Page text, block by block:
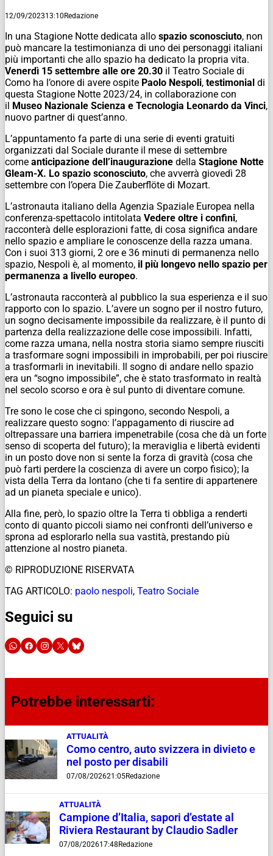
12/09/202313:10Redazione
In una Stagione Notte dedicata allo spazio sconosciuto, non
può mancare la testimonianza di uno dei personaggi italiani
più importanti che allo spazio ha dedicato la propria vita.
Venerdì 15 settembre alle ore 20.30 il Teatro Sociale di
Como ha l’onore di avere ospite Paolo Nespoli, testimonial di
questa Stagione Notte 2023/24, in collaborazione con
il Museo Nazionale Scienza e Tecnologia Leonardo da Vinci,
nuovo partner di quest’anno.
L’appuntamento fa parte di una serie di eventi gratuiti
organizzati dal Sociale durante il mese di settembre
come anticipazione dell’inaugurazione della Stagione Notte
Gleam-X. Lo spazio sconosciuto, che avverrà giovedì 28
settembre con l’opera Die Zauberflöte di Mozart.
L’astronauta italiano della Agenzia Spaziale Europea nella
conferenza-spettacolo intitolata Vedere oltre i confini,
racconterà delle esplorazioni fatte, di cosa significa andare
nello spazio e ampliare le conoscenze della razza umana.
Con i suoi 313 giorni, 2 ore e 36 minuti di permanenza nello
spazio, Nespoli è, al momento, il più longevo nello spazio per
permanenza a livello europeo.
L’astronauta racconterà al pubblico la sua esperienza e il suo
rapporto con lo spazio. L’avere un sogno per il nostro futuro,
un sogno decisamente impossibile da realizzare, è il punto di
partenza della realizzazione delle cose impossibili. Infatti,
come razza umana, nella nostra storia siamo sempre riusciti
a trasformare sogni impossibili in improbabili, per poi riuscire
a trasformarli in inevitabili. Il sogno di andare nello spazio
era un “sogno impossibile”, che è stato trasformato in realtà
nel secolo scorso e ora è sul punto di diventare comune.
Tre sono le cose che ci spingono, secondo Nespoli, a
realizzare questo sogno: l’appagamento di riuscire ad
oltrepassare una barriera impenetrabile (cosa che dà un forte
senso di scoperta del futuro); la meraviglia e libertà evidenti
in un posto dove non si sente la forza di gravità (cosa che
può farti perdere la coscienza di avere un corpo fisico); la
vista della Terra da lontano (che ti fa sentire di appartenere
ad un pianeta speciale e unico).
Alla fine, però, lo spazio oltre la Terra ti obbliga a renderti
conto di quanto piccoli siamo nei confronti dell’universo e
sprona ad esplorarlo nella sua vastità, prestando più
attenzione al nostro pianeta.
© RIPRODUZIONE RISERVATA
TAG ARTICOLO: paolo nespoli, Teatro Sociale
Seguici su
Potrebbe interessarti:
ATTUALITÀ
Como centro, auto svizzera in divieto e
nel posto per disabili
07/08/202621:05Redazione
ATTUALITÀ
Campione d’Italia, sapori d’estate al
Riviera Restaurant by Claudio Sadler
07/08/202617:48 Redazione